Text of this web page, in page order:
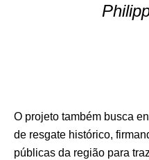
O projeto também busca
de resgate histórico,
públicas da região para